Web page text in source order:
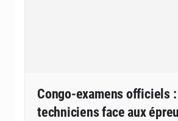
Congo-examens officiels
techniciens face aux